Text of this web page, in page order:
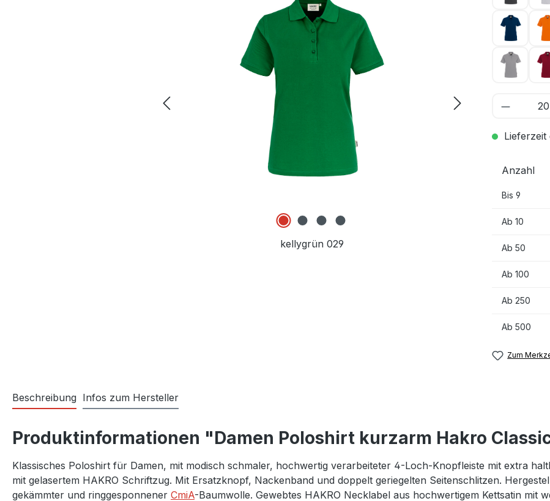
kellygrün 029
marine
titan 043
Lieferzeit
Anzahl
Bis 9
Ab 10
Ab 50
Ab 100
Ab 250
Ab 500
Zum
Beschreibung Infos zum Hersteller
Produktinformationen "Damen Poloshirt kurzarm Hakro
Klassisches Poloshirt für Damen, mit modisch schmaler, hochwertig verarbeiteter 4-Loch-Knopfleiste mit extra
mit gelasertem HAKRO Schriftzug. Mit Ersatzknopf, Nackenband und doppelt geriegelten Seitenschlitzen.
gekämmter und ringgesponnener CmiA-Baumwolle. Gewebtes HAKRO Necklabel aus hochwertigem Kettsatin mit